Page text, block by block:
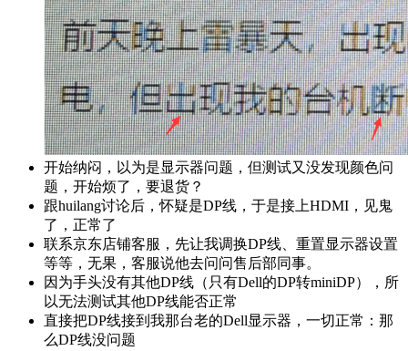
开始纳闷，以为是显示器问题，但测试又没发现颜色问
题，开始烦了，要退货？
跟huilang讨论后，怀疑是DP线，于是接上HDMI，见鬼
了，正常了
联系京东店铺客服，先让我调换DP线、重置显示器设置
等等，无果，客服说他去问问售后部同事。
因为手头没有其他DP线（只有Dell的DP转miniDP），所
以无法测试其他DP线能否正常
直接把DP线接到我那台老的Dell显示器，一切正常：那
么DP线没问题